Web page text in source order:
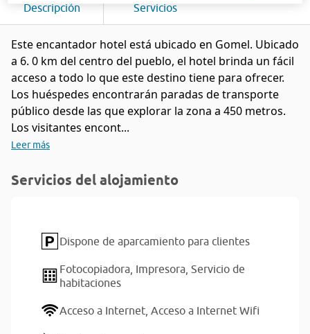
Descripción Servicios
Este encantador hotel está ubicado en Gomel. Ubicado
a 6. 0 km del centro del pueblo, el hotel brinda un fácil
acceso a todo lo que este destino tiene para ofrecer.
Los huéspedes encontrarán paradas de transporte
público desde las que explorar la zona a 450 metros.
Los visitantes encont...
Leer más
Servicios del alojamiento
Dispone de aparcamiento para clientes
Fotocopiadora, Impresora, Servicio de
habitaciones
Acceso a Internet, Acceso a Internet Wifi